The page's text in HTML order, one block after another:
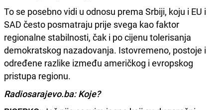
To se posebno vidi u odnosu prema Srbiji, koju i EU i
SAD često posmatraju prije svega kao faktor
regionalne stabilnosti, čak i po cijenu tolerisanja
demokratskog nazadovanja. Istovremeno, postoje i
određene razlike između američkog i evropskog
pristupa regionu.
Radiosarajevo.ba: Koje?